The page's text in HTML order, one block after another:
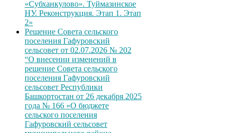
«Субханкулово». Туймазинское
НУ. Реконструкция. Этап 1. Этап
2»
Решение Совета сельского
поселения Гафуровский
сельсовет от 02.07.2026 № 202
“О внесении изменений в
решение Совета сельского
поселения Гафуровский
сельсовет Республики
Башкортостан от 26 декабря 2025
года № 166 «О бюджете
сельского поселения
Гафуровский сельсовет